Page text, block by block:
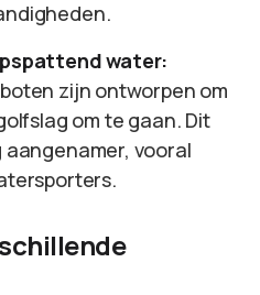
water:
zijn ontworpen om
om te gaan. Dit
vooral